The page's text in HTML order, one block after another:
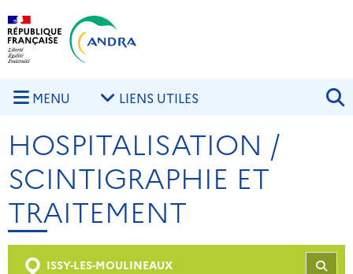
Aller au contenu principal
MENU LIENS UTILES
HOSPITALISATION /
SCINTIGRAPHIE ET
TRAITEMENT
ISSY-LES-MOULINEAUX